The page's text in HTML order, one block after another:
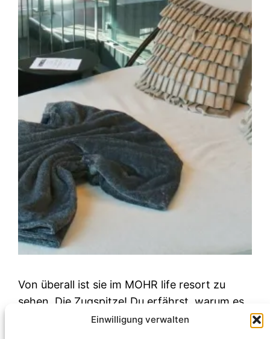
Einwilligung verwalten
Von überall ist sie im MOHR life resort zu
sehen. Die Zugspitze! Du erfährst, warum es
für mich das lässigste Wellnesshotel für eine